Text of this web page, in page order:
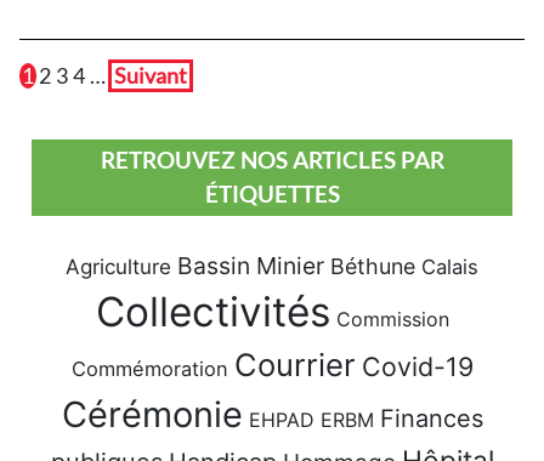
1 2 34 … Suivant
RETROUVEZ NOS ARTICLES PAR
ÉTIQUETTES
Agriculture Bassin Minier Béthune Calais
Collectivités Commission
Commémoration Courrier Covid-19
Cérémonie EHPAD ERBM Finances